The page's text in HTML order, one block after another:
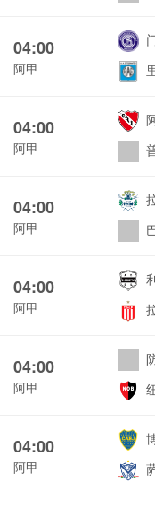
04:00
阿甲
04:00
阿甲
04:00
阿甲
04:00
阿甲
04:00
阿甲
04:00
阿甲